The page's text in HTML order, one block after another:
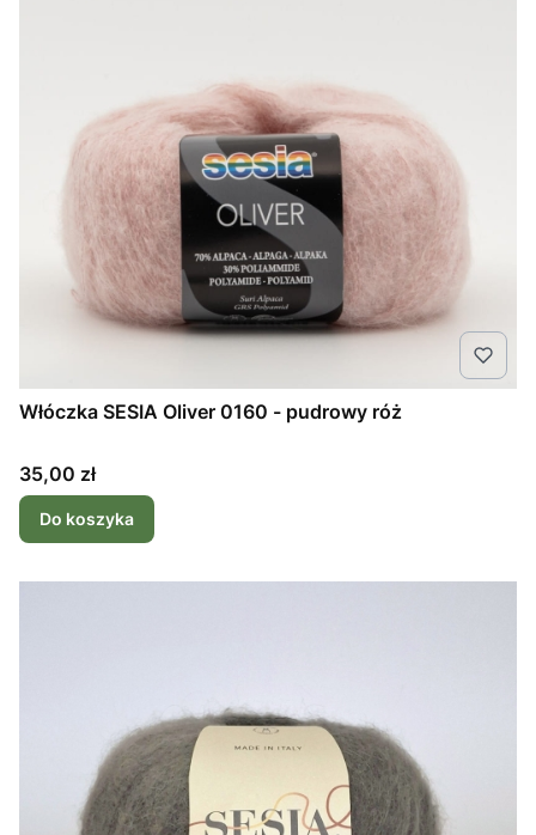
Włóczka SESIA Oliver 0160 - pudrowy róż
Cena
35,00 zł
Do koszyka